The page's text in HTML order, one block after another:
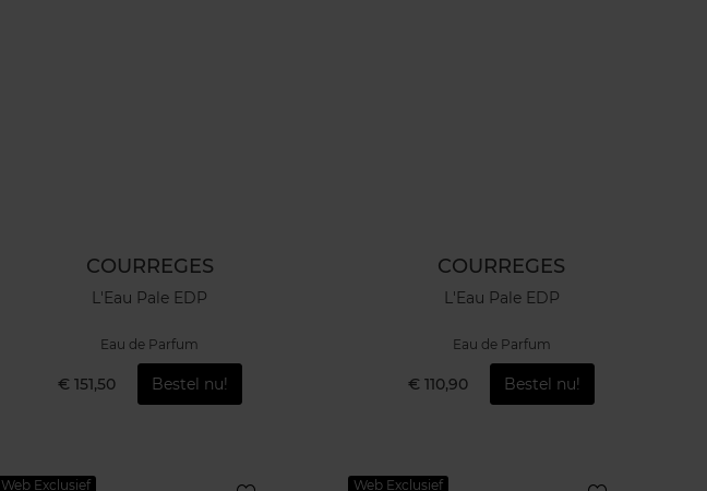
COURREGES
L'Eau Pale EDP
Eau de Parfum
€ 151,50 Bestel nu!
COURREGES
L'Eau Pale EDP
Eau de Parfum
€ 110,90 Bestel nu!
Web Exclusief Web Exclusief